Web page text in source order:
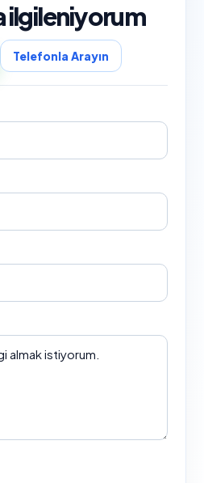
ilgileniyorum
Telefonla Arayın